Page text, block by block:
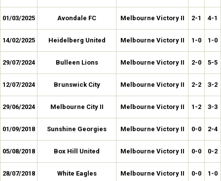
01/03/2025 Avondale FC Melbourne Victory II 2-1 4-1
14/02/2025 Heidelberg United Melbourne Victory II 1-0 1-0
29/07/2024 Bulleen Lions Melbourne Victory II 2-0 5-5
12/07/2024 Brunswick City Melbourne Victory II 2-2 3-2
29/06/2024 Melbourne City II Melbourne Victory II 1-2 3-3
01/09/2018 Sunshine Georgies Melbourne Victory II 0-0 2-4
05/08/2018 Box Hill United Melbourne Victory II 0-0 0-2
28/07/2018 White Eagles Melbourne Victory II 0-0 1-0